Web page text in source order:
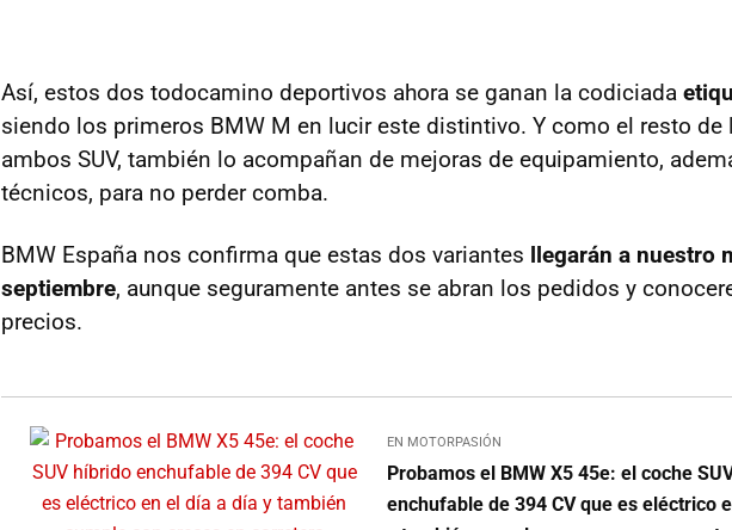
Así, estos dos todocamino deportivos ahora se ganan la codiciada
siendo los primeros BMW M en lucir este distintivo. Y como el resto de
ambos SUV, también lo acompañan de mejoras de equipamiento,
técnicos, para no perder comba.
BMW España nos confirma que estas dos variantes llegarán a nuestro
septiembre, aunque seguramente antes se abran los pedidos y
precios.
EN MOTORPASIÓN
Probamos el BMW X5 45e: el coche
enchufable de 394 CV que es eléctrico